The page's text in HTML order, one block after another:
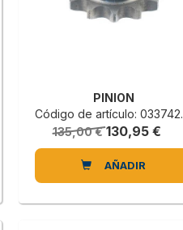
PINION
Código de artículo: 0337420120H
135,00 € 130,95 €
AÑADIR